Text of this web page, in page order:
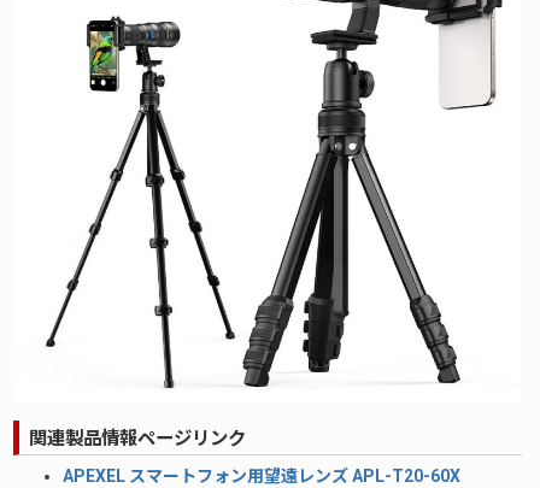
関連製品情報ページリンク
APEXEL スマートフォン用望遠レンズ APL-T20-60X